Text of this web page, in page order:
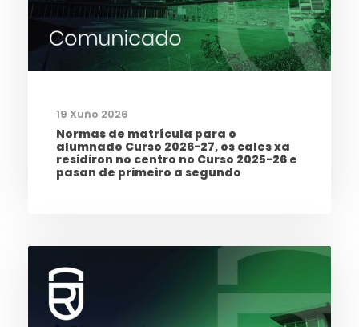
19 Xuño 2026
Normas de matrícula para o
alumnado Curso 2026-27, os cales xa
residiron no centro no Curso 2025-26 e
pasan de primeiro a segundo